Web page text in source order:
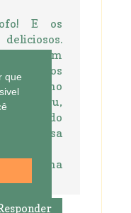
que
E os
ficam
iguais aos
mesmo
Como tu,
quando
coisa
e ótima